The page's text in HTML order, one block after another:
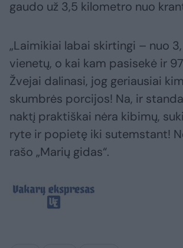
gaudo už 3,5 kilometro nuo
„Laimikiai labai skirtingi – nuo 3,
vienetų, o kai kam pasisekė ir
Žvejai dalinasi, jog geriausiai
skumbrės porcijos! Na, ir
naktį praktiškai nėra kibimų,
ryte ir popietę iki sutemstant!
rašo „Marių gidas“.